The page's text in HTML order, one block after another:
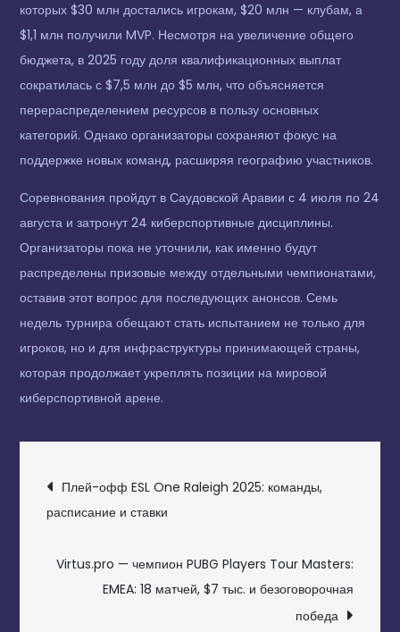
которых $30 млн достались игрокам, $20 млн — клубам, а
$1,1 млн получили MVP. Несмотря на увеличение общего
бюджета, в 2025 году доля квалификационных выплат
сократилась с $7,5 млн до $5 млн, что объясняется
перераспределением ресурсов в пользу основных
категорий. Однако организаторы сохраняют фокус на
поддержке новых команд, расширяя географию участников.
Соревнования пройдут в Саудовской Аравии с 4 июля по 24
августа и затронут 24 киберспортивные дисциплины.
Организаторы пока не уточнили, как именно будут
распределены призовые между отдельными чемпионатами,
оставив этот вопрос для последующих анонсов. Семь
недель турнира обещают стать испытанием не только для
игроков, но и для инфраструктуры принимающей страны,
которая продолжает укреплять позиции на мировой
киберспортивной арене.
НАВИГАЦИЯ
ПО
ЗАПИСЯМ
Плей-офф ESL One Raleigh 2025: команды,
расписание и ставки
Virtus.pro — чемпион PUBG Players Tour Masters:
EMEA: 18 матчей, $7 тыс. и безоговорочная
победа